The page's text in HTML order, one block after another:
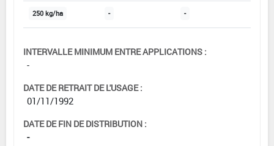
250 kg/ha - -
INTERVALLE MINIMUM ENTRE APPLICATIONS :
-
DATE DE RETRAIT DE L'USAGE :
01/11/1992
DATE DE FIN DE DISTRIBUTION :
-